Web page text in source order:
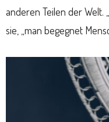
anderen Teilen der Welt.
sie, „man begegnet